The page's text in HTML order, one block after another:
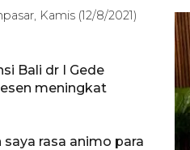
Kamis (12/8/2021)
Bali dr I Gede
meningkat
rasa animo para